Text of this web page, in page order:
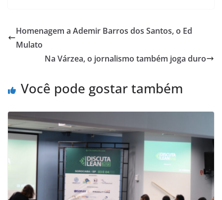
Homenagem a Ademir Barros dos Santos, o Ed
Mulato
Na Várzea, o jornalismo também joga duro
Você pode gostar também